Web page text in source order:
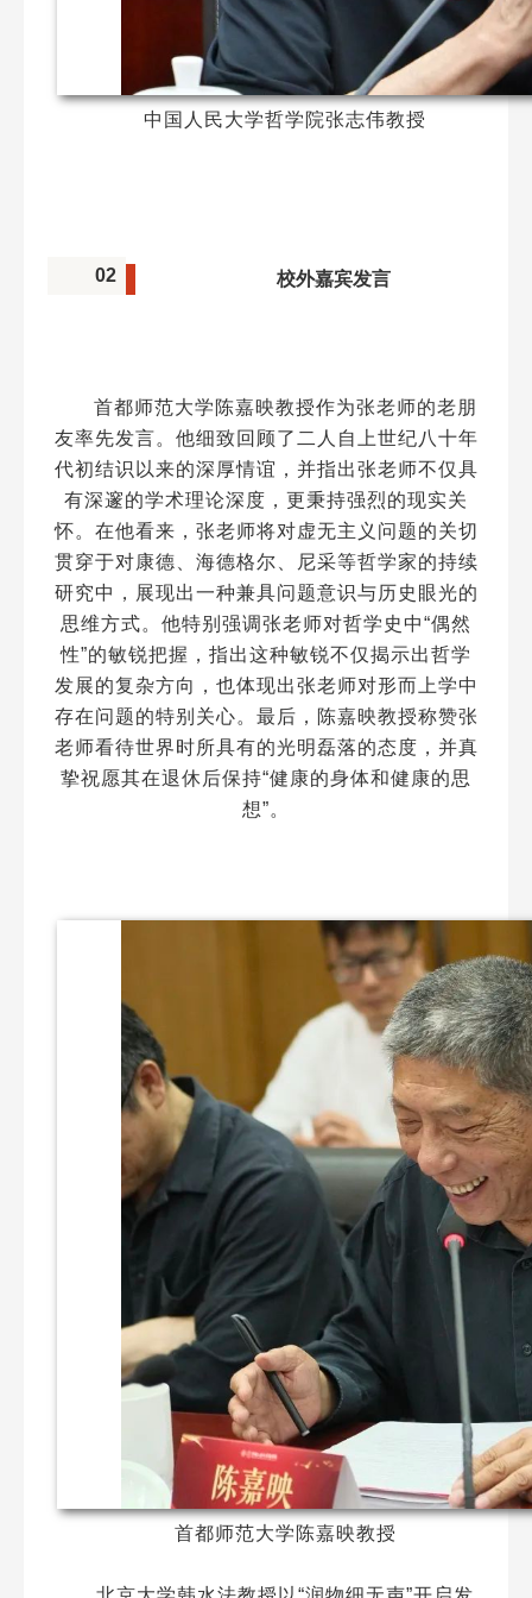
中国人民大学哲学院张志伟教授
02 校外嘉宾发言
首都师范大学陈嘉映教授作为张老师的老朋
友率先发言。他细致回顾了二人自上世纪八十年
代初结识以来的深厚情谊，并指出张老师不仅具
有深邃的学术理论深度，更秉持强烈的现实关
怀。在他看来，张老师将对虚无主义问题的关切
贯穿于对康德、海德格尔、尼采等哲学家的持续
研究中，展现出一种兼具问题意识与历史眼光的
思维方式。他特别强调张老师对哲学史中“偶然
性”的敏锐把握，指出这种敏锐不仅揭示出哲学
发展的复杂方向，也体现出张老师对形而上学中
存在问题的特别关心。最后，陈嘉映教授称赞张
老师看待世界时所具有的光明磊落的态度，并真
挚祝愿其在退休后保持“健康的身体和健康的思
想”。
首都师范大学陈嘉映教授